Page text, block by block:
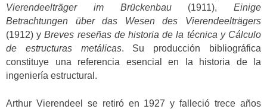
Vierendeelträger im Brückenbau(1911), Einige
Betrachtungen über das Wesen des Vierendeelträgers
(1912) yBreves reseñas de historia de la técnica y Cálculo
de estructuras metálicas. Su producción bibliográfica
constituye una referencia esencial en la historia de la
ingeniería estructural.
Arthur Vierendeel se retiró en 1927 y falleció trece años